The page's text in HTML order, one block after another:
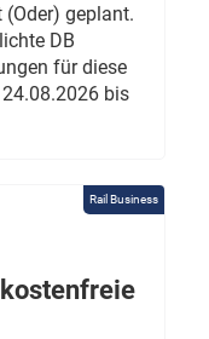
geplant.
DB
für diese
bis
Rail Business